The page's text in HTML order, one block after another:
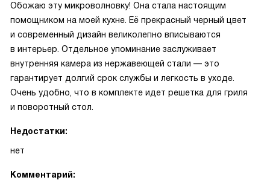
Обожаю эту микроволновку! Она стала настоящим
помощником на моей кухне. Её прекрасный черный цвет
и современный дизайн великолепно вписываются
в интерьер. Отдельное упоминание заслуживает
внутренняя камера из нержавеющей стали — это
гарантирует долгий срок службы и легкость в уходе.
Очень удобно, что в комплекте идет решетка для гриля
и поворотный стол.
Недостатки:
нет
Комментарий: